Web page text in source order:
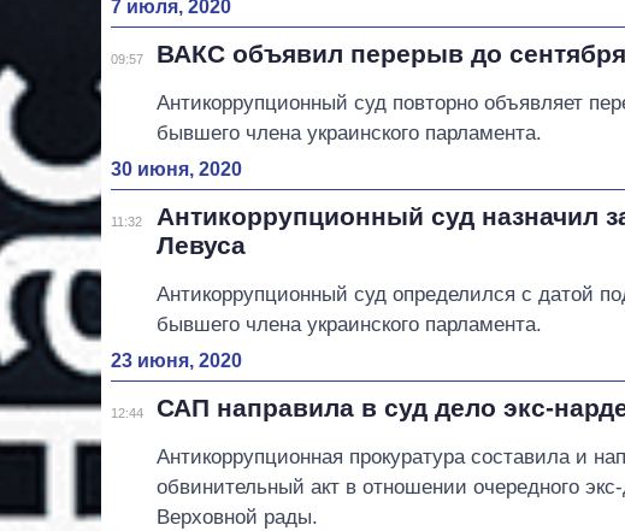
7 июля, 2020
09:57 ВАКС объявил перерыв до
Антикоррупционный суд повторно объявляет
бывшего члена украинского парламента.
30 июня, 2020
11:32
Антикоррупционный суд назначил
Левуса
Антикоррупционный суд определился с датой
бывшего члена украинского парламента.
23 июня, 2020
12:44 САП направила в суд дело экс-
Антикоррупционная прокуратура составила и
обвинительный акт в отношении очередного
Верховной рады.